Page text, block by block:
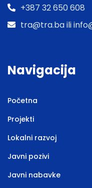
+387 32 650 608
tra@tra.ba ili
Navigacija
Početna
Projekti
Lokalni razvoj
Javni pozivi
Javni nabavke